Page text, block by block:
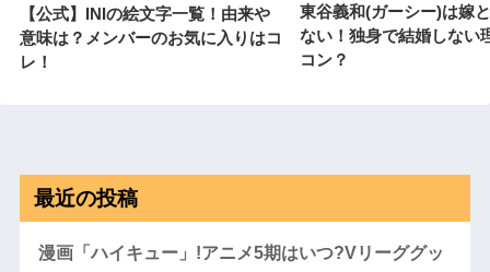
【公式】INIの絵文字一覧！由来や
意味は？メンバーのお気に入りはコ
レ！
東谷義和(ガーシー)は嫁
ない！独身で結婚しない
コン？
最近の投稿
漫画「ハイキュー」!アニメ5期はいつ?Vリーググッ